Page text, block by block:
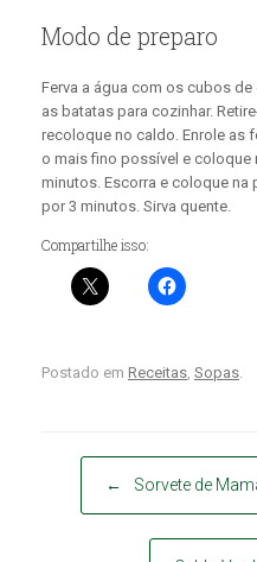
Modo de preparo
Ferva a água com os cubos
as batatas para cozinhar.
recoloque no caldo. Enrole as
o mais fino possível e coloque
minutos. Escorra e coloque na
por 3 minutos. Sirva quente.
Compartilhe isso:
Postado em Receitas Sopas
Post navigation
← Sorvete de